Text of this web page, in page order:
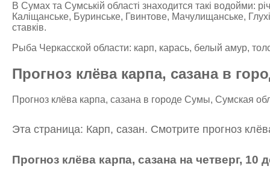
В Сумах та Сумській області знаходится такі
Каліщанське, Буринське, Гвинтове, Мачулищанське,
ставків.
Рыба Черкасской области: карп, карась, белый амур,
Прогноз клёва карпа, сазана в
Прогноз клёва карпа, сазана в городе Сумы, Сумская
Эта страница: Карп, сазан. Смотрите прогноз
Прогноз клёва карпа, сазана на четверг, 10